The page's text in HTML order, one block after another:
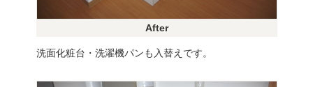
After
洗面化粧台・洗濯機パンも入替えです。